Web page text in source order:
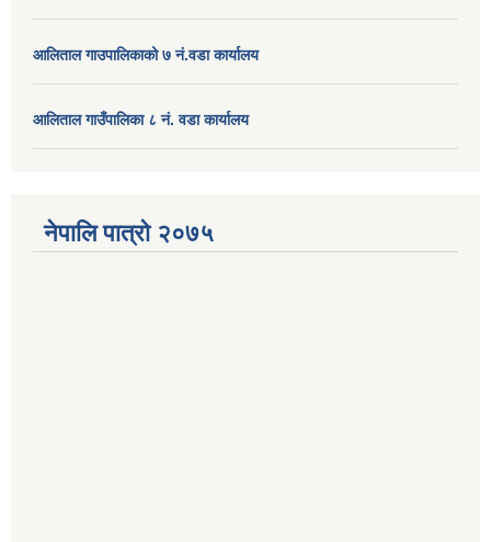
आलिताल गाउपालिकाको ७ नं.वडा कार्यालय
आलिताल गाउँपालिका ८ नं. वडा कार्यालय
नेपालि पात्रो २०७५